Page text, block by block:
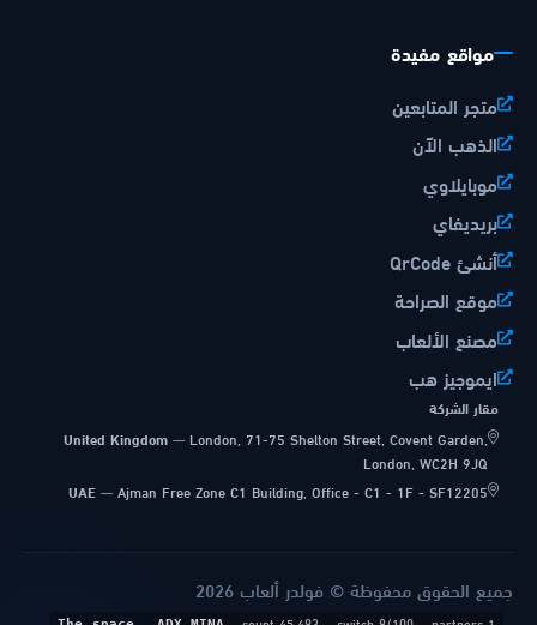
مواقع مفيدة
متجر المتابعين
الذهب الآن
موبايلاوي
بريديفاي
أنشئ QrCode
موقع الصراحة
مصنع الألعاب
ايموجيز هب
مقار الشركة
United Kingdom — London, 71-75 Shelton Street, Covent Garden,
London, WC2H 9JQ
UAE — Ajman Free Zone C1 Building, Office - C1 - 1F - SF12205
جميع الحقوق محفوظة © فولدر ألعاب 2026